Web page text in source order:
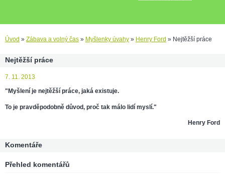
Úvod » Zábava a volný čas » Myšlenky úvahy » Henry Ford » Nejtěžší práce
Nejtěžší práce
7. 11. 2013
"Myšlení je nejtěžší práce, jaká existuje.
To je pravděpodobně důvod, proč tak málo lidí myslí."
Henry Ford
Komentáře
Přehled komentářů